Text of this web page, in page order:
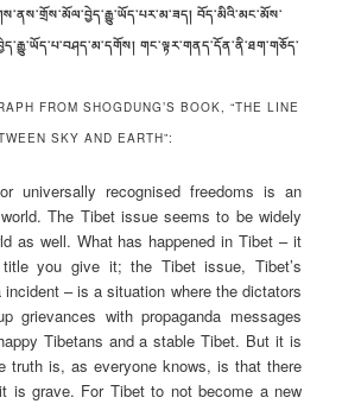
བོད་མིའི་མང་མོས་
གང་ལྟར་གནད་དོན་ནི་ཐག་གཅོད་
FROM SHOGDUNG’S BOOK, “THE LINE
SKY AND EARTH”:
universally recognised freedoms is an
The Tibet issue seems to be widely
as well. What has happened in Tibet – it
title you give it; the Tibet issue, Tibet’s
– is a situation where the dictators
grievances with propaganda messages
Tibetans and a stable Tibet. But it is
truth is, as everyone knows, is that there
is grave. For Tibet to not become a new